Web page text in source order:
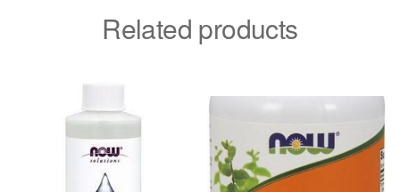
Related products